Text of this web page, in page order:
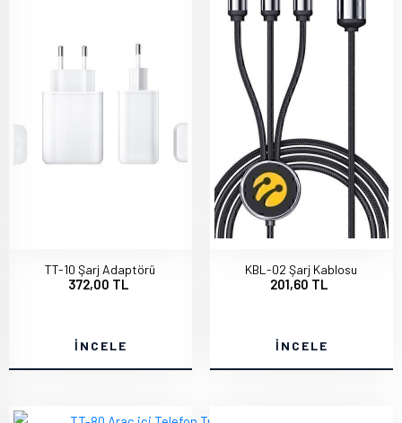
TT-10 Şarj Adaptörü
372,00 TL
İNCELE
KBL-02 Şarj Kablosu
201,60 TL
İNCELE